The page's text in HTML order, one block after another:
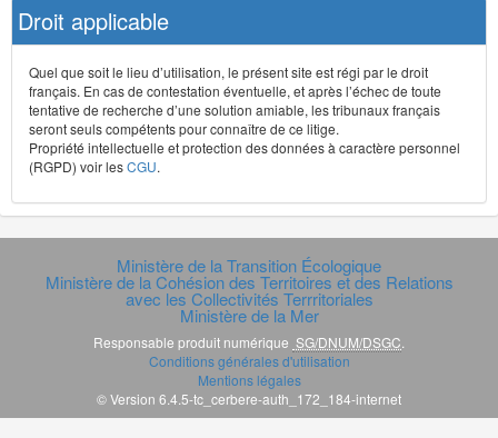
Droit applicable
Quel que soit le lieu d’utilisation, le présent site est régi par le droit
français. En cas de contestation éventuelle, et après l’échec de toute
tentative de recherche d’une solution amiable, les tribunaux français
seront seuls compétents pour connaître de ce litige.
Propriété intellectuelle et protection des données à caractère personnel
(RGPD) voir lesCGU.
Ministère de la Transition Écologique
Ministère de la Cohésion des Territoires et des Relations
avec les Collectivités Terrritoriales
Ministère de la Mer
Responsable produit numérique SG/DNUM/DSGC
Conditions générales d'utilisation
Mentions légales
© Version 6.4.5-tc_cerbere-auth_172_184-internet